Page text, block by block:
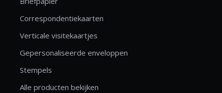
Correspondentiekaarten
Verticale visitekaartjes
Gepersonaliseerde enveloppen
Stempels
Alle producten bekijken